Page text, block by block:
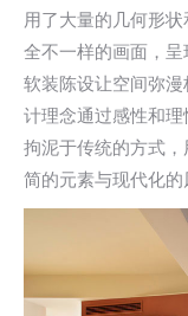
用了大量的几何形
全不一样的画面，
软装陈设让空间弥
计理念通过感性和
拘泥于传统的方式
简的元素与现代化的